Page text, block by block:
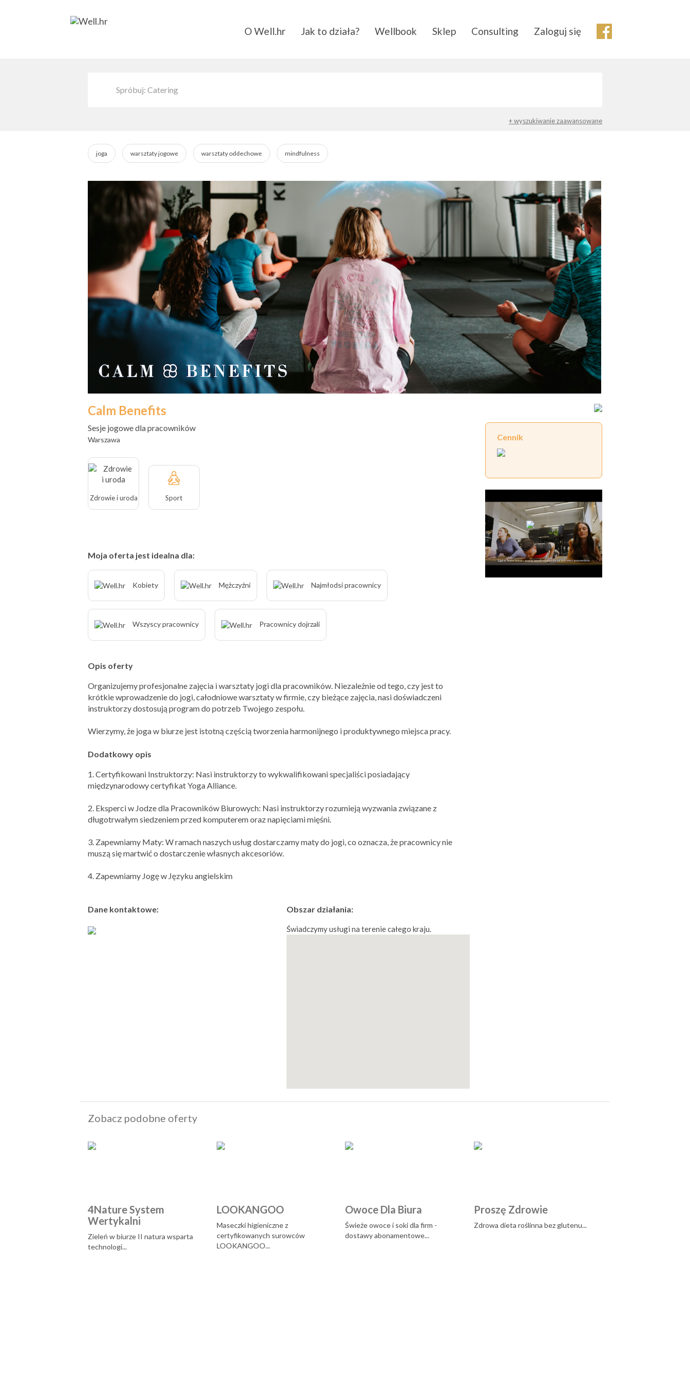
O Well.hr Jak to działa? Wellbook Sklep Consulting Zaloguj się
+ wyszukiwanie zaawansowane
joga warsztaty jogowe warsztaty oddechowe mindfulness
Calm Benefits
Sesje jogowe dla pracowników
Warszawa
Zdrowie i uroda Sport
Moja oferta jest idealna dla:
Kobiety Mężczyźni Najmłodsi pracownicy
Wszyscy pracownicy Pracownicy dojrzali
Opis oferty
Organizujemy profesjonalne zajęcia i warsztaty jogi dla pracowników. Niezależnie od tego, czy jest to
krótkie wprowadzenie do jogi, całodniowe warsztaty w firmie, czy bieżące zajęcia, nasi doświadczeni
instruktorzy dostosują program do potrzeb Twojego zespołu.
Wierzymy, że joga w biurze jest istotną częścią tworzenia harmonijnego i produktywnego miejsca pracy.
Dodatkowy opis
1. Certyfikowani Instruktorzy: Nasi instruktorzy to wykwalifikowani specjaliści posiadający
międzynarodowy certyfikat Yoga Alliance.
2. Eksperci w Jodze dla Pracowników Biurowych: Nasi instruktorzy rozumieją wyzwania związane z
długotrwałym siedzeniem przed komputerem oraz napięciami mięśni.
3. Zapewniamy Maty: W ramach naszych usług dostarczamy maty do jogi, co oznacza, że pracownicy nie
muszą się martwić o dostarczenie własnych akcesoriów.
4. Zapewniamy Jogę w Języku angielskim
Dane kontaktowe: Obszar działania:
Świadczymy usługi na terenie całego kraju.
Cennik
Zobacz podobne oferty
4Nature System
Wertykalni
Zieleń w biurze II natura wsparta
technologi...
LOOKANGOO
Maseczki higieniczne z
certyfikowanych surowców
LOOKANGOO...
Owoce Dla Biura
Świeże owoce i soki dla firm -
dostawy abonamentowe...
Proszę Zdrowie
Zdrowa dieta roślinna bez glutenu...